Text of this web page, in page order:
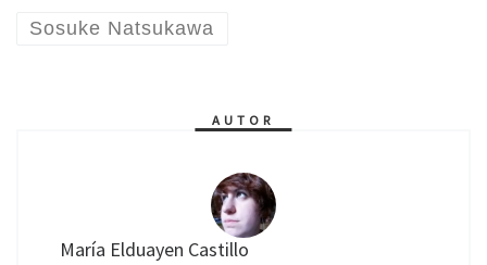
Sosuke Natsukawa
AUTOR
María Elduayen Castillo